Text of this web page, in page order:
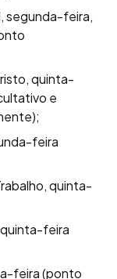
segunda-feira,
quinta-
e
feira
quinta-
feira
feira (ponto